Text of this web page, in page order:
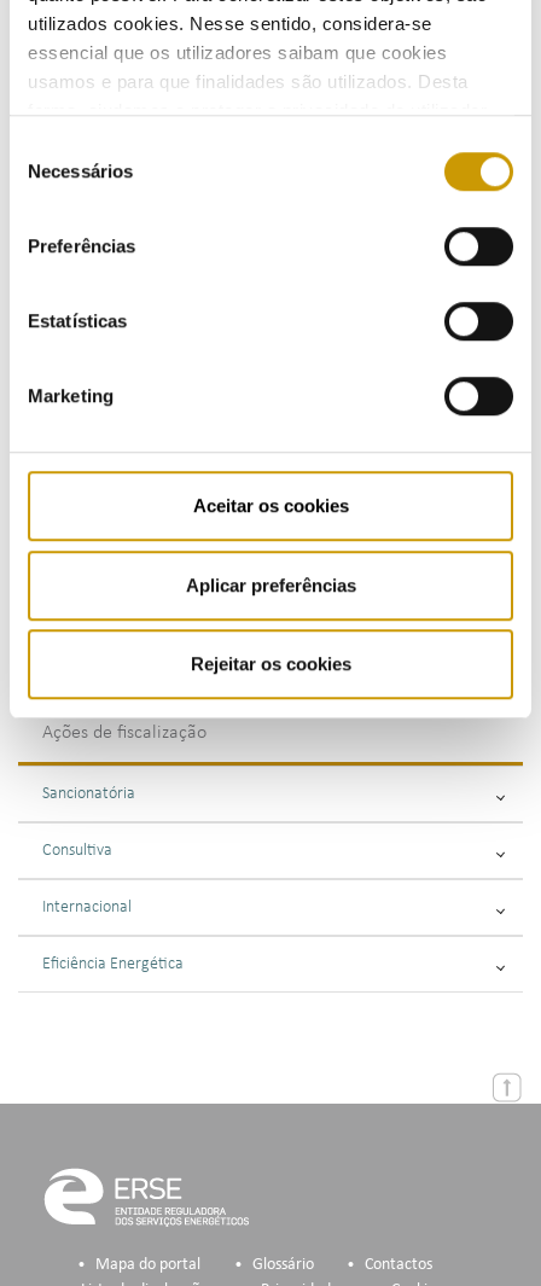
utilizados cookies. Nesse sentido, considera-se
essencial que os utilizadores saibam que cookies
usamos e para que finalidades são utilizados. Desta
forma, ajudamos a proteger a privacidade do utilizador,
simples possível de usar. Para obter mais informações
Necessários
Preferências
Estatísticas
Marketing
Aceitar os cookies
Aplicar preferências
Rejeitar os cookies
Regulamentos - eletricidade
Regulamentos - gás
Regulamentos - combustíveis e GPL
Supervisão
Consultas Públicas
Ações de fiscalização
Sancionatória
Consultiva
Internacional
Eficiência Energética
2023
Mapa do portal Glossário
Contactos